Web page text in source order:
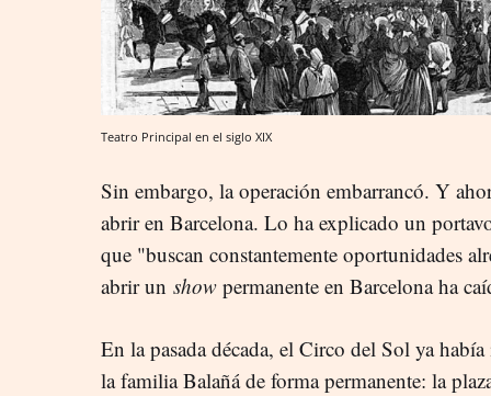
Teatro Principal en el siglo XIX
Sin embargo, la operación embarrancó. Y
abrir en Barcelona. Lo ha explicado un
que "buscan constantemente oportunidades
abrir un show permanente en Barcelona ha
En la pasada década, el Circo del Sol ya
la familia Balañá de forma permanente: la